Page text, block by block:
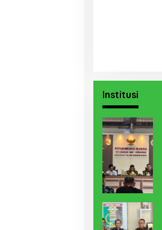
Institusi